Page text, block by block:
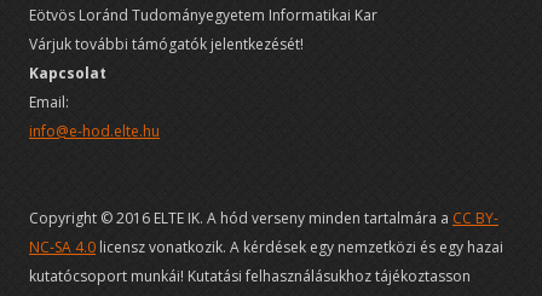
Eötvös Loránd Tudományegyetem Informatikai Kar
Várjuk további támógatók jelentkezését!
Kapcsolat
Email:
info@e-hod.elte.hu
Copyright © 2016 ELTE IK. A hód verseny minden tartalmára a CC BY-
NC-SA 4.0 licensz vonatkozik. A kérdések egy nemzetközi és egy hazai
kutatócsoport munkái! Kutatási felhasználásukhoz tájékoztasson